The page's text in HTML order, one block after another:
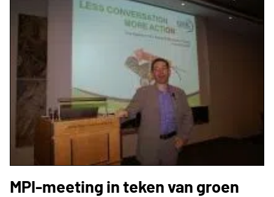
MPI-meeting in teken van groen